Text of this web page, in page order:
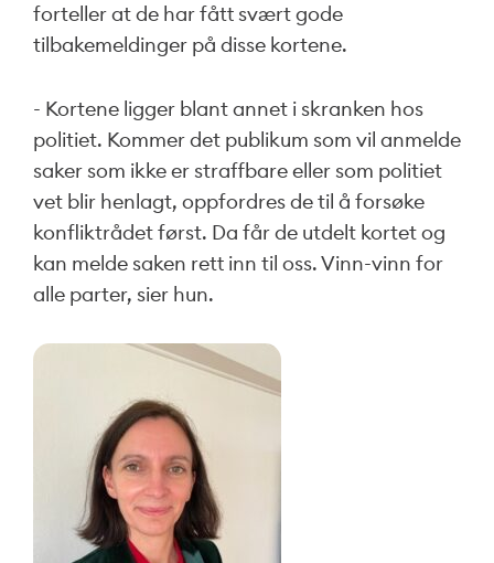
forteller at de har fått svært gode
tilbakemeldinger på disse kortene.
- Kortene ligger blant annet i skranken hos
politiet. Kommer det publikum som vil anmelde
saker som ikke er straffbare eller som politiet
vet blir henlagt, oppfordres de til å forsøke
konfliktrådet først. Da får de utdelt kortet og
kan melde saken rett inn til oss. Vinn-vinn for
alle parter, sier hun.